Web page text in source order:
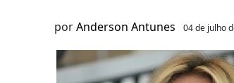
porAnderson Antunes 04 de julho